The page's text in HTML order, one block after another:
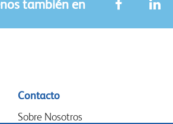
también en
Contacto
Sobre Nosotros